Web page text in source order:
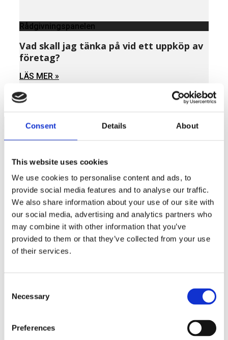
Consent Details About
This website uses cookies
We use cookies to personalise content and ads, to
provide social media features and to analyse our traffic.
We also share information about your use of our site with
our social media, advertising and analytics partners who
may combine it with other information that you’ve
provided to them or that they’ve collected from your use
of their services.
Selection
Necessary
Preferences
Rådgivningspanelen
Vad skall jag tänka på vid ett uppköp av
företag?
LÄS MER »
Av småföretagare, för småföretagare
Ett medlemskap späckat med småföretagaranpassade
medlemstjänster och förmåner. Din egen
Försäkringar
Rådgivning
Tips
Nyheter